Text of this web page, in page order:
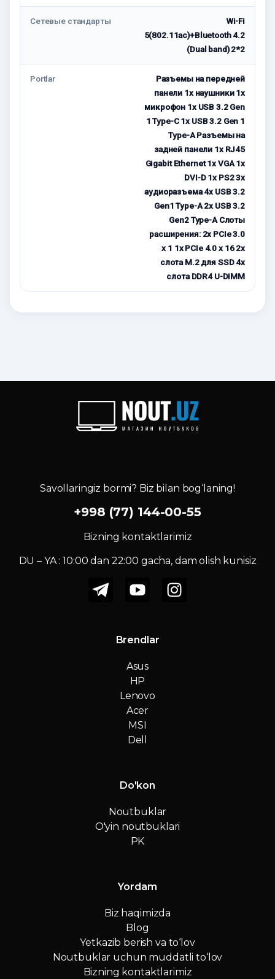
Сетевые стандарты
Wi-Fi
5(802.11ac)+Bluetooth 4.2
(Dual band) 2*2
Portlar
Разъемы на передней
панели 1x наушники 1x
микрофон 1x USB 3.2 Gen
1 Type-C 1x USB 3.2 Gen 1
Type-A Разъемы на
задней панели 1x RJ45
Gigabit Ethernet 1x VGA 1x
DVI-D 1x PS2 3x
аудиоразъема 4x USB 3.2
Gen1 Type-A 2x USB 3.2
Gen2 Type-A Слоты
расширения: 2x PCIe 3.0
x 1 1x PCIe 4.0 x 16 2x
слота M.2 для SSD 4x
слота DDR4 U-DIMM
Savollaringiz bormi? Biz bilan bog‘laning!
+998 (77) 144-00-55
Bizning kontaktlarimiz
DU – YA : 10:00 dan 22:00 gacha, dam olish kunisiz
Brendlar
Asus
HP
Lenovo
Acer
MSI
Dell
Do'kon
Noutbuklar
O'yin noutbuklari
PK
Yordam
Biz haqimizda
Blog
Yetkazib berish va to‘lov
Noutbuklar uchun muddatli to‘lov
Bizning kontaktlarimiz